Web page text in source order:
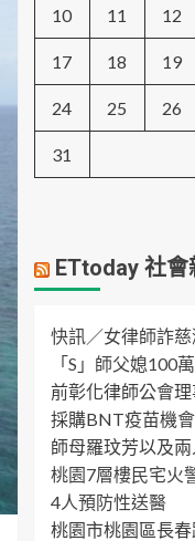
10 11 12
17 18 19
24 25 26
31
ETtoday 社會
快訊／女律師詐
「S」師父媳100
前彰化律師公會
採購BNT疫苗機
師母羅玟芳以及
桃園7層樓民宅火
4人預防性送醫
桃園市桃園區長